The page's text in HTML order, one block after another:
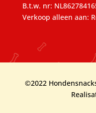
B.t.w. nr:
Verkoop alleen aan:
©2022